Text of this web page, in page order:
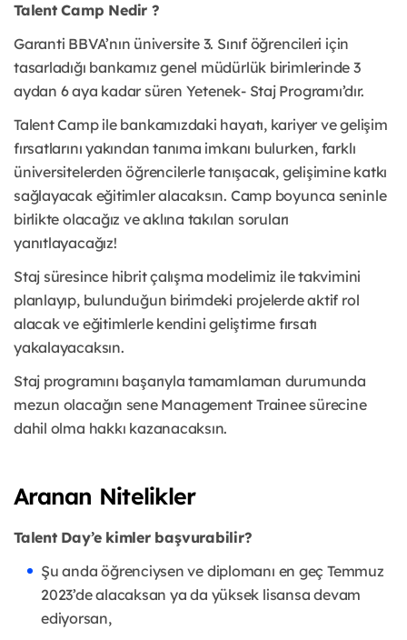
Talent Camp Nedir ?
Garanti BBVA’nın üniversite 3. Sınıf öğrencileri için
tasarladığı bankamız genel müdürlük birimlerinde 3
aydan 6 aya kadar süren Yetenek- Staj Programı’dır.
Talent Camp ile bankamızdaki hayatı, kariyer ve gelişim
fırsatlarını yakından tanıma imkanı bulurken, farklı
üniversitelerden öğrencilerle tanışacak, gelişimine katkı
sağlayacak eğitimler alacaksın. Camp boyunca seninle
birlikte olacağız ve aklına takılan soruları
yanıtlayacağız!
Staj süresince hibrit çalışma modelimiz ile takvimini
planlayıp, bulunduğun birimdeki projelerde aktif rol
alacak ve eğitimlerle kendini geliştirme fırsatı
yakalayacaksın.
Staj programını başarıyla tamamlaman durumunda
mezun olacağın sene Management Trainee sürecine
dahil olma hakkı kazanacaksın.
Aranan Nitelikler
Talent Day’e kimler başvurabilir?
Şu anda öğrenciysen ve diplomanı en geç Temmuz
2023’de alacaksan ya da yüksek lisansa devam
ediyorsan,